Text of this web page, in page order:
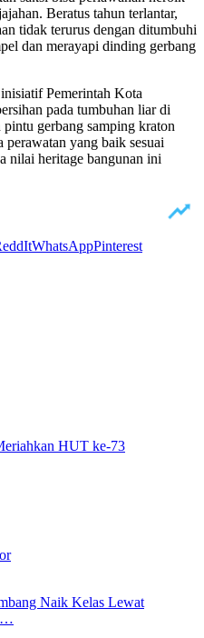
Beratus tahun terlantar,
tidak terurus dengan ditumbuhi
dan merayapi dinding gerbang
Pemerintah Kota
pada tumbuhan liar di
gerbang samping kraton
yang baik sesuai
nilai heritage bangunan ini
WhatsAppPinterest
HUT ke-73
Naik Kelas Lewat